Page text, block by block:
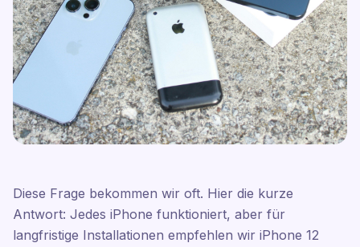
Diese Frage bekommen wir oft. Hier die kurze
Antwort: Jedes iPhone funktioniert, aber für
langfristige Installationen empfehlen wir iPhone 12